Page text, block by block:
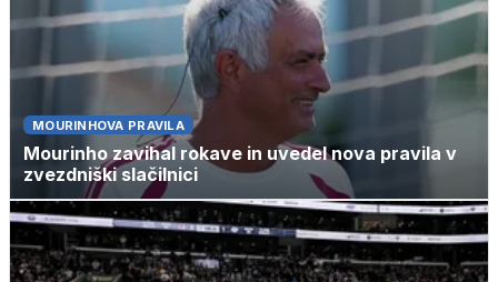
MOURINHOVA PRAVILA
Mourinho zavihal rokave in uvedel nova pravila v
zvezdniški slačilnici